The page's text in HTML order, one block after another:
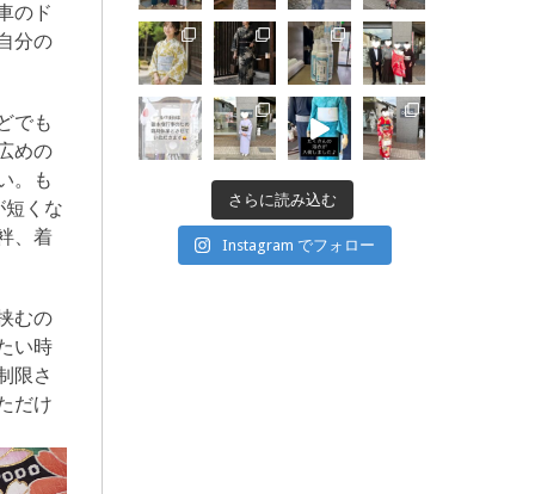
のド
分の
でも
めの
。も
短くな
、着
むの
い時
限さ
だけ
さらに読み込む
Instagram でフォロー